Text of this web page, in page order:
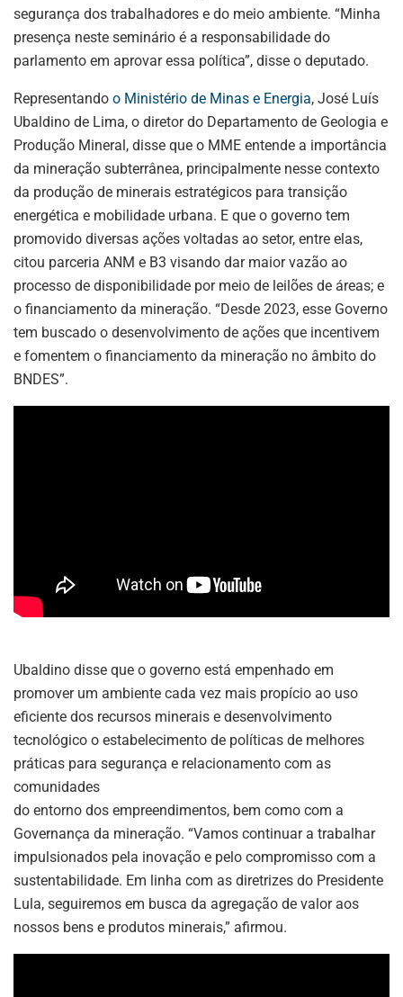
segurança dos trabalhadores e do meio ambiente. “Minha
presença neste seminário é a responsabilidade do
parlamento em aprovar essa política”, disse o deputado.
Representando o Ministério de Minas e Energia, José Luís
Ubaldino de Lima, o diretor do Departamento de Geologia e
Produção Mineral, disse que o MME entende a importância
da mineração subterrânea, principalmente nesse contexto
da produção de minerais estratégicos para transição
energética e mobilidade urbana. E que o governo tem
promovido diversas ações voltadas ao setor, entre elas,
citou parceria ANM e B3 visando dar maior vazão ao
processo de disponibilidade por meio de leilões de áreas; e
o financiamento da mineração. “Desde 2023, esse Governo
tem buscado o desenvolvimento de ações que incentivem
e fomentem o financiamento da mineração no âmbito do
BNDES”.
Ubaldino disse que o governo está empenhado em
promover um ambiente cada vez mais propício ao uso
eficiente dos recursos minerais e desenvolvimento
tecnológico o estabelecimento de políticas de melhores
práticas para segurança e relacionamento com as
comunidades
do entorno dos empreendimentos, bem como com a
Governança da mineração. “Vamos continuar a trabalhar
impulsionados pela inovação e pelo compromisso com a
sustentabilidade. Em linha com as diretrizes do Presidente
Lula, seguiremos em busca da agregação de valor aos
nossos bens e produtos minerais,” afirmou.